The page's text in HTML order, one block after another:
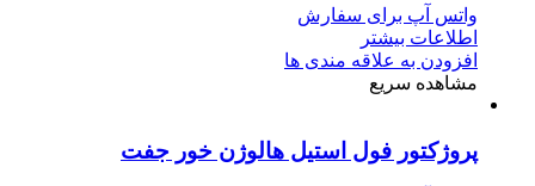
واتس آپ برای سفارش
اطلاعات بیشتر
افزودن به علاقه مندی ها
مشاهده سریع
پروژکتور فول استیل هالوژن خور جفت